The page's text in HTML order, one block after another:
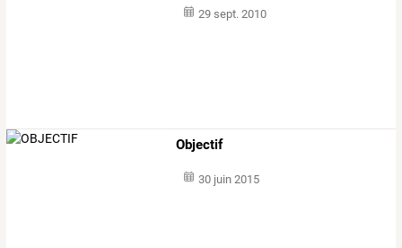
29 sept. 2010
Objectif
30 juin 2015